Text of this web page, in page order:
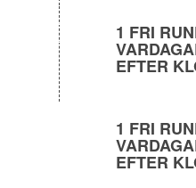
1 FRI
EFTER
1 FRI
EFTER